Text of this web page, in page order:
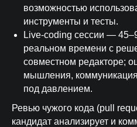
возможностью
инструменты и тесты.
Live-coding сессии —
реальном времени с
совместном редакторе;
мышления,
под давлением.
Ревью чужого кода (pull
кандидат анализирует и